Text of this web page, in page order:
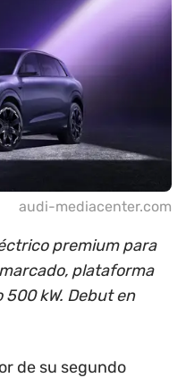
audi-mediacenter.com
premium para
plataforma
kW. Debut en
de su segundo